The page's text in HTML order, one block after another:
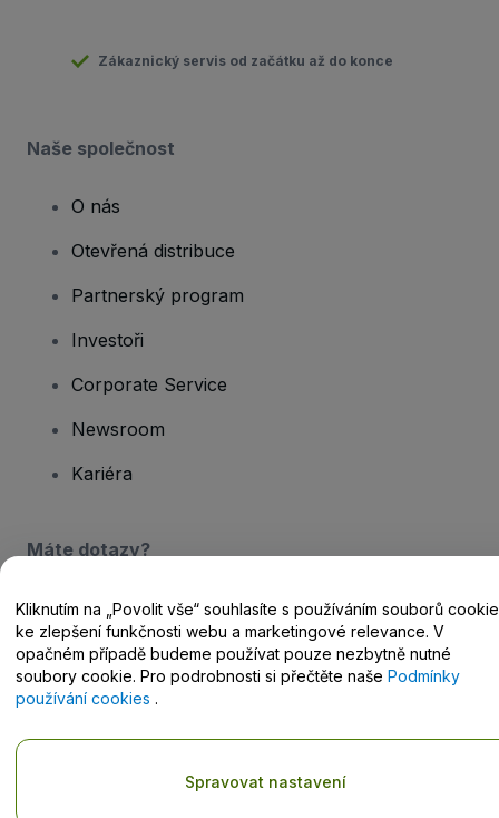
Zákaznický servis od začátku až do konce
Naše společnost
O nás
Otevřená distribuce
Partnerský program
Investoři
Corporate Service
Newsroom
Kariéra
Máte dotazy?
Centrum nápovědy / Kontakt
Copyright © viagogo GmbH 2026 Podrobnosti o společnosti
Obchodními podmínkami, Zásadami ochrany osobních údajů
Zásadami používání cookiesaZásadami ochrany osobních údajů
Kliknutím na „Povolit vše“ souhlasíte s používáním souborů cookie
ke zlepšení funkčnosti webu a marketingové relevance. V
opačném případě budeme používat pouze nezbytně nutné
soubory cookie. Pro podrobnosti si přečtěte naše Podmínky
používání cookies .
Spravovat nastavení